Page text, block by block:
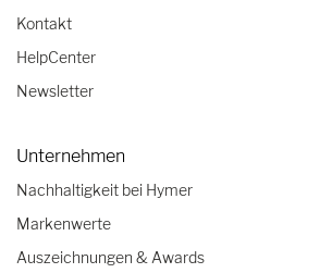
Kontakt
HelpCenter
Newsletter
Unternehmen
Nachhaltigkeit bei Hymer
Markenwerte
Auszeichnungen & Awards